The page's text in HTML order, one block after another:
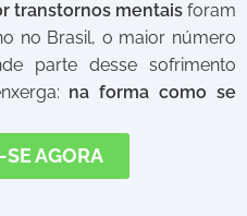
transtornos mentaisforam
no Brasil, o maior número
parte desse sofrimento
na forma como se
AGORA